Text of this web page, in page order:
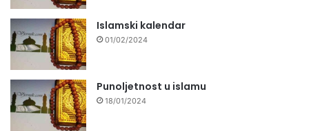
Islamski kalendar
01/02/2024
Punoljetnost u islamu
18/01/2024